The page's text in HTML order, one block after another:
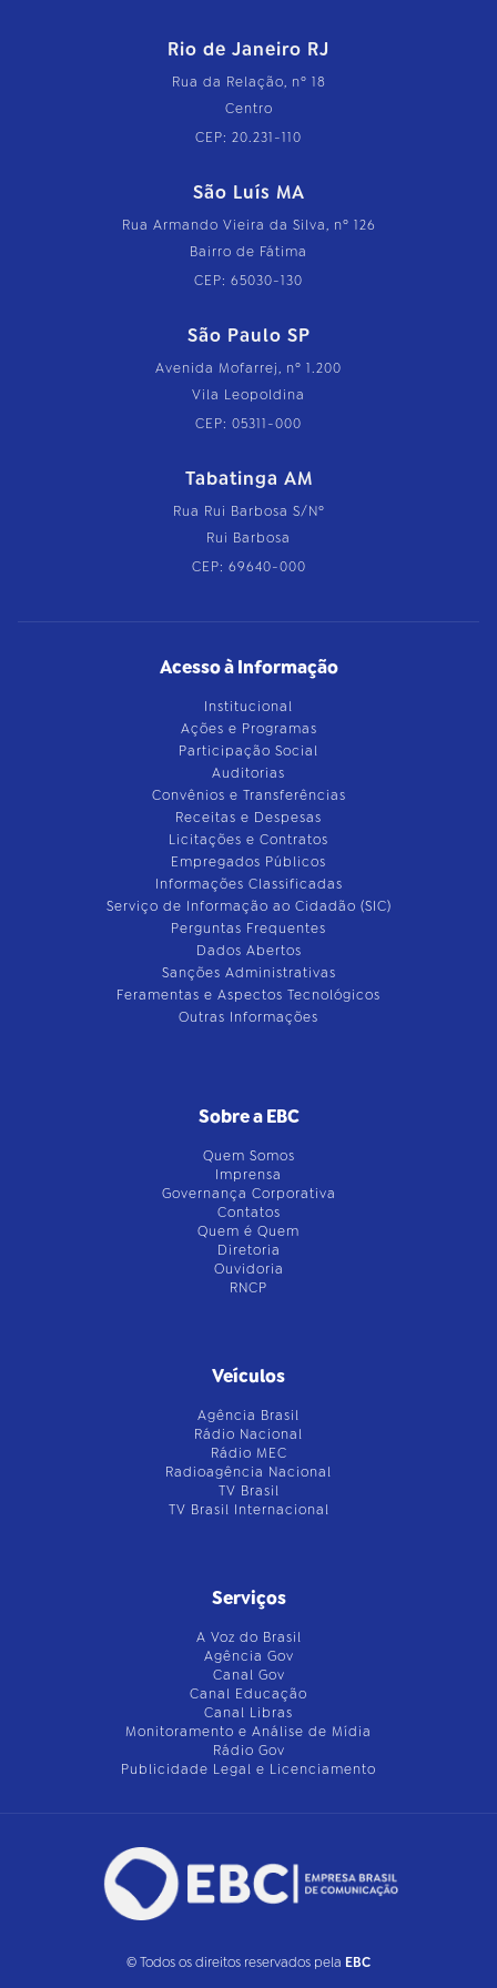
Rio de Janeiro RJ
Rua da Relação, nº 18
Centro
CEP: 20.231-110
São Luís MA
Rua Armando Vieira da Silva, nº 126
Bairro de Fátima
CEP: 65030-130
São Paulo SP
Avenida Mofarrej, nº 1.200
Vila Leopoldina
CEP: 05311-000
Tabatinga AM
Rua Rui Barbosa S/Nº
Rui Barbosa
CEP: 69640-000
Acesso à Informação
Institucional
Ações e Programas
Participação Social
Auditorias
Convênios e Transferências
Receitas e Despesas
Licitações e Contratos
Empregados Públicos
Informações Classificadas
Serviço de Informação ao Cidadão (SIC)
Perguntas Frequentes
Dados Abertos
Sanções Administrativas
Feramentas e Aspectos Tecnológicos
Outras Informações
Sobre a EBC
Quem Somos
Imprensa
Governança Corporativa
Contatos
Quem é Quem
Diretoria
Ouvidoria
RNCP
Veículos
Agência Brasil
Rádio Nacional
Rádio MEC
Radioagência Nacional
TV Brasil
TV Brasil Internacional
Serviços
A Voz do Brasil
Agência Gov
Canal Gov
Canal Educação
Canal Libras
Monitoramento e Análise de Mídia
Rádio Gov
Publicidade Legal e Licenciamento
© Todos os direitos reservados pela EBC